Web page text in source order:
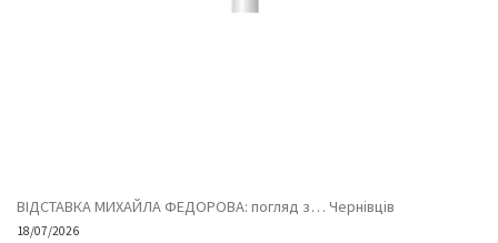
ВІДСТАВКА МИХАЙЛА ФЕДОРОВА: погляд з… Чернівців
18/07/2026